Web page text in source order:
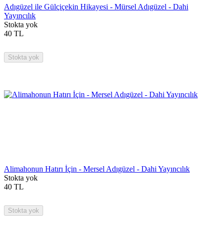
Adıgüzel ile Gülçiçekin Hikayesi - Mürsel Adıgüzel - Dahi
Yayıncılık
Stokta yok
40 TL
Stokta yok
Alimahonun Hatırı İçin - Mersel Adıgüzel - Dahi Yayıncılık
Stokta yok
40 TL
Stokta yok